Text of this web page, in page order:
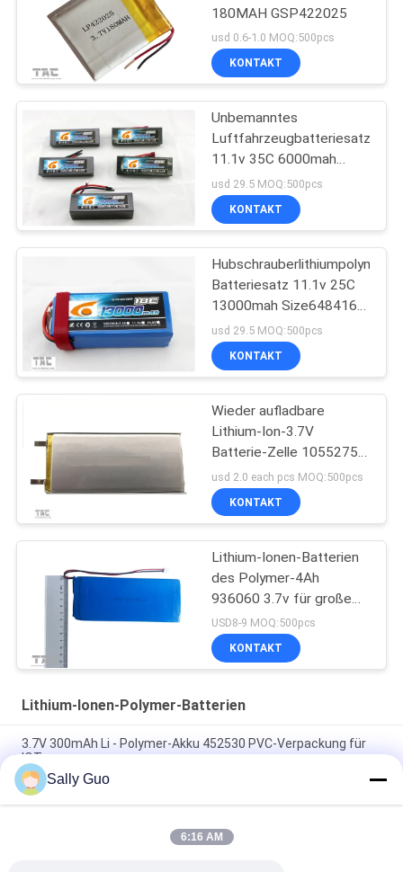
180MAH GSP422025
usd 0.6-1.0 MOQ:500pcs
KONTAKT
Unbemanntes
Luftfahrzeugbatteriesatz
11.1v 35C 6000mah
Polymerion
usd 29.5 MOQ:500pcs
KONTAKT
Hubschrauberlithiumpolymer-
Batteriesatz 11.1v 25C
13000mah Size6484165
UAV RC
usd 29.5 MOQ:500pcs
KONTAKT
Wieder aufladbare
Lithium-Ion-3.7V
Batterie-Zelle 1055275
20Ah für Energie-Bank
usd 2.0 each pcs MOQ:500pcs
KONTAKT
Lithium-Ionen-Batterien
des Polymer-4Ah
936060 3.7v für große
Kapazitäts-Energie
haben ein Bankkonto
USD8-9 MOQ:500pcs
KONTAKT
Lithium-Ionen-Polymer-Batterien
3.7V 300mAh Li - Polymer-Akku 452530 PVC-Verpackung für
IOT
Wiederaufladbare Lithium-Ionen-Polymerbatterien für IOT
LP093040 3,7V 1000mAh
Polymer Lithium-Ionen-Batterien LP602535 3.7V 500mAh Für
Sally Guo
6:16 AM